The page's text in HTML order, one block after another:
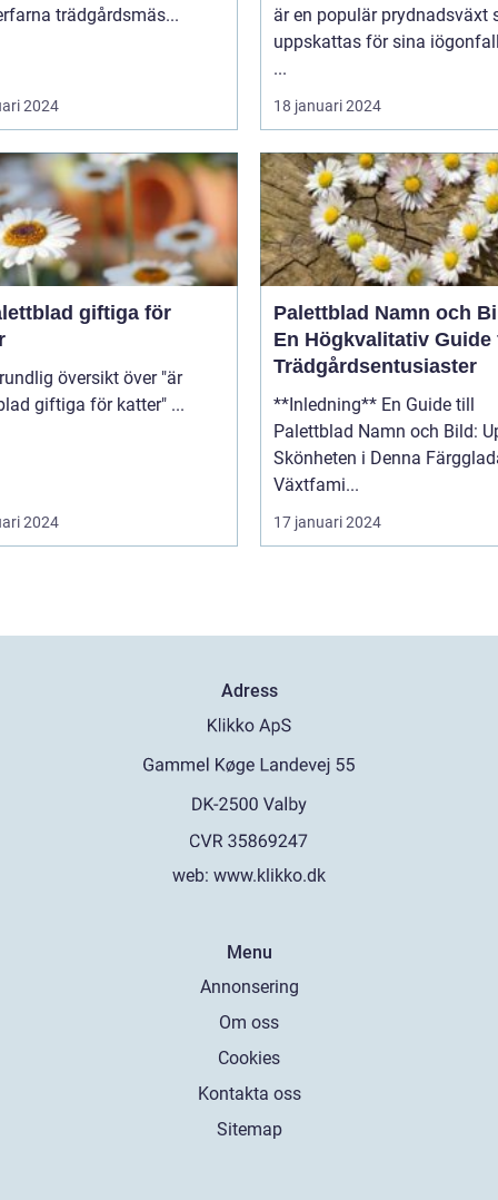
trädgårdsmäs...
2024
är en populär prydnadsväxt
uppskattas för sina
...
18 januari 2024
giftiga för
palettblad giftiga för katter" ...
2024
Palettblad Namn och
En Högkvalitativ Guide
Trädgårdsentusiaster
**Inledning** En Guide till
Palettblad Namn och Bild:
Skönheten i Denna
Växtfami...
17 januari 2024
Adress
web: www.klikko.dk
Menu
Annonsering
Om oss
Cookies
Kontakta oss
Sitemap